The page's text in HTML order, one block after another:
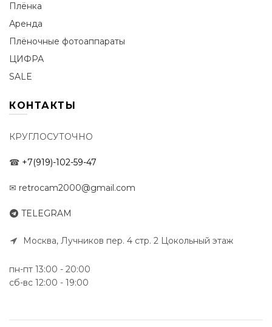
Плёнка
Аренда
Плёночные фотоаппараты
ЦИФРА
SALE
КОНТАКТЫ
КРУГЛОСУТОЧНО
☎ +7(919)-102-59-47
✉ retrocam2000@gmail.com
TELEGRAM
Москва, Лучников пер. 4 стр. 2 Цокольный этаж
пн-пт 13:00 - 20:00
сб-вс 12:00 - 19:00